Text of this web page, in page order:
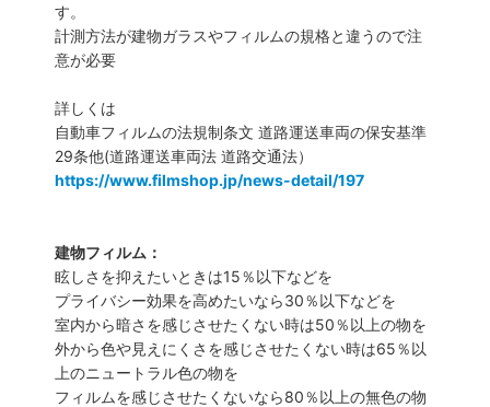
す。
計測方法が建物ガラスやフィルムの規格と違うので注
意が必要
詳しくは
自動車フィルムの法規制条文 道路運送車両の保安基準
29条他(道路運送車両法 道路交通法）
https://www.filmshop.jp/news-detail/197
建物フィルム：
眩しさを抑えたいときは15％以下などを
プライバシー効果を高めたいなら30％以下などを
室内から暗さを感じさせたくない時は50％以上の物を
外から色や見えにくさを感じさせたくない時は65％以
上のニュートラル色の物を
フィルムを感じさせたくないなら80％以上の無色の物